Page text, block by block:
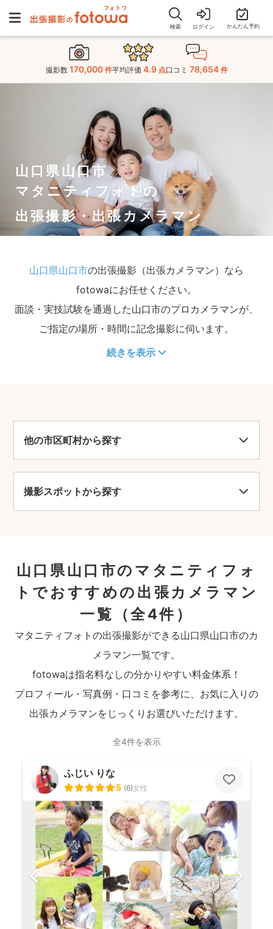
検索 ログイン かんたん予約
撮影数 170,000 件平均評価 4.9 点口コミ 78,654 件
山口県山口市
マタニティフォトの
出張撮影・出張カメラマン
山口県山口市の出張撮影（出張カメラマン）なら
fotowaにお任せください。
面談・実技試験を通過した山口市のプロカメラマンが、
ご指定の場所・時間に記念撮影に伺います。
続きを表示
他の市区町村から探す
撮影スポットから探す
山口県山口市のマタニティフォ
トでおすすめの出張カメラマン
一覧
（全4件）
マタニティフォトの出張撮影ができる山口県山口市のカ
メラマン一覧です。
fotowaは指名料なしの分かりやすい料金体系！
プロフィール・写真例・口コミを参考に、お気に入りの
出張カメラマンをじっくりお選びいただけます。
全4件を表示
ふじい りな
5 (6)女性